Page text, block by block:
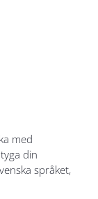
med
din
språket,